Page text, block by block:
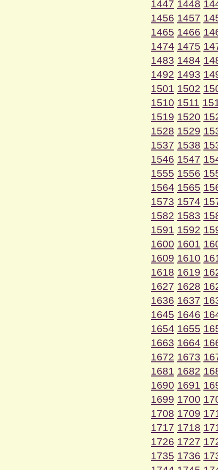
1447 1448
1456 1457
1465 1466
1474 1475
1483 1484
1492 1493
1501 1502
1510 1511
1519 1520
1528 1529
1537 1538
1546 1547
1555 1556
1564 1565
1573 1574
1582 1583
1591 1592
1600 1601
1609 1610
1618 1619
1627 1628
1636 1637
1645 1646
1654 1655
1663 1664
1672 1673
1681 1682
1690 1691
1699 1700
1708 1709
1717 1718
1726 1727
1735 1736